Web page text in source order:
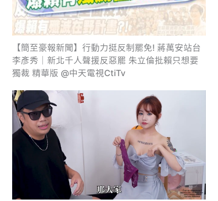
【簡至豪報新聞】行動力挺反制罷免! 蔣萬安站台
李彥秀｜新北千人聲援反惡罷 朱立倫批賴只想要
獨裁 精華版 ‪@中天電視CtiTv